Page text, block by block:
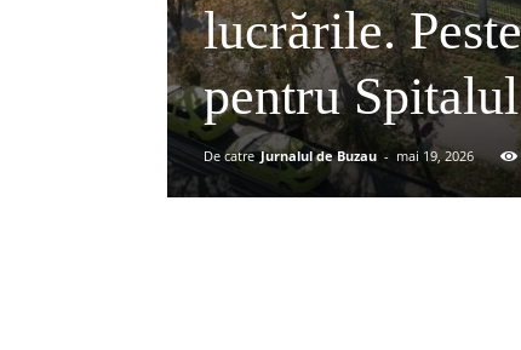
lucrările.
pentru
De catre Jurnalul de Buzau - mai 19, 2026